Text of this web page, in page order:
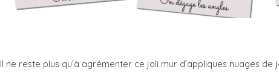
Il ne reste plus qu’à agrémenter ce joli mur d’appliques nuages